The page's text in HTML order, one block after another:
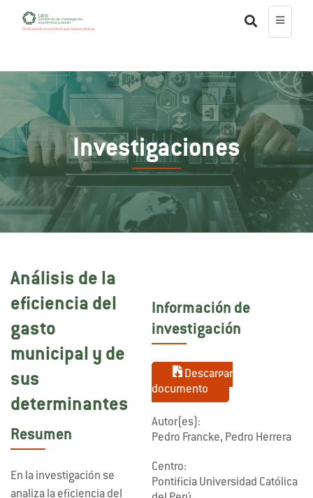
Investigaciones
Análisis de la
eficiencia del
gasto
municipal y de
sus
determinantes
Resumen
En la investigación se
analiza la eficiencia del
Información de
investigación
Descargar
documento
Autor(es):
Pedro Francke, Pedro Herrera
Centro:
Pontificia Universidad Católica